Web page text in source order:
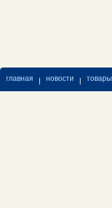
главная новости товары